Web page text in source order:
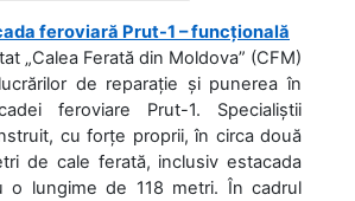
feroviară Prut-1 – funcțională
„Calea Ferată din Moldova” (CFM)
de reparație și punerea în
feroviare Prut-1. Specialiștii
cu forțe proprii, în circa două
de cale ferată, inclusiv estacada
o lungime de 118 metri. În cadrul